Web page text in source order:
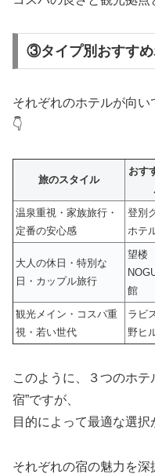
③タイプ別おすす
それぞれのホテルが向
👇
旅のスタイル
おす
温泉重視・家族旅行・
定番の安心感
登別
ホテ
大人の休日・特別な
日・カップル旅行
望楼
館
観光メイン・コスパ重
視・若い世代
ラビ
野ヒ
このように、３つのホテ
宿”ですが、
目的によって最適な選択
それぞれの宿の魅力を